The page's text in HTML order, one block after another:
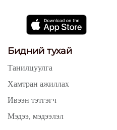
Бидний тухай
Танилцуулга
Хамтран ажиллах
Ивээн тэтгэгч
Мэдээ, мэдээлэл